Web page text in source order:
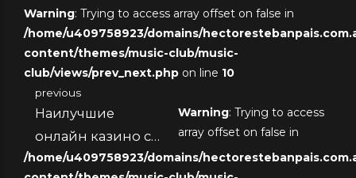
Warning: Trying to access array offset on false in
/home/u409758923/domains/
content/themes/music-club/music-
club/views/prev_next.php on line 10
previous
Наилучшие
онлайн казино с
наименьшим
Warning: Trying to access
array offset on false in
/home/u409758923/domains/